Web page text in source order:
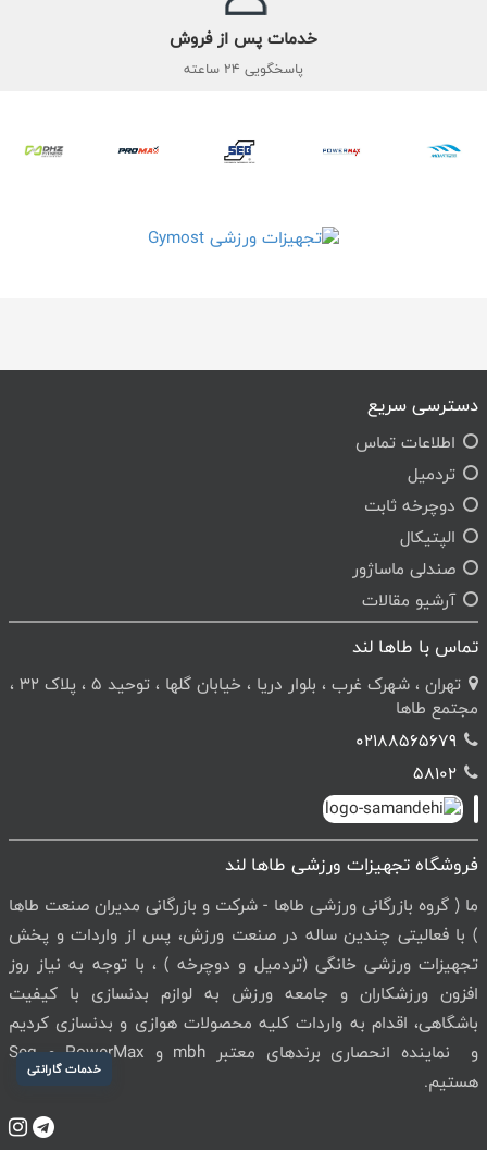
خدمات گارانتی
خدمات پس از فروش
پاسخگویی 24 ساعته
دسترسی سریع
اطلاعات تماس
تردمیل
دوچرخه ثابت
الپتیکال
صندلی ماساژور
آرشیو مقالات
تماس با طاها لند
تهران ، شهرک غرب ، بلوار دریا ، خیابان گلها ، توحید 5 ، پلاک 32 ،
مجتمع طاها
02188565679
58102
فروشگاه تجهیزات ورزشی طاها لند
ما ( گروه بازرگانی ورزشی طاها - شرکت و بازرگانی مدیران صنعت طاها
) با فعالیتی چندین ساله در صنعت ورزش، پس از واردات و پخش
تجهیزات ورزشی خانگی (تردمیل و دوچرخه ) ، با توجه به نیاز روز
افزون ورزشکاران و جامعه ورزش به لوازم بدنسازی با کیفیت
باشگاهی، اقدام به واردات کلیه محصولات هوازی و بدنسازی کردیم
و نماینده انحصاری برندهای معتبر mbh و PowerMax و Seg
هستیم.